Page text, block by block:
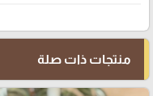
منتجات ذات صلة